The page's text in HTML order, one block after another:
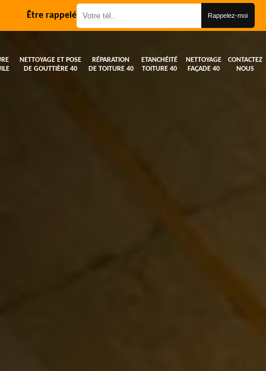
Être rappelé
NETTOYAGE ET POSE
DE GOUTTIÈRE 40
RÉPARATION
DE TOITURE 40
ETANCHÉITÉ
TOITURE 40
NETTOYAGE
FAÇADE 40
CONTACTEZ
NOUS